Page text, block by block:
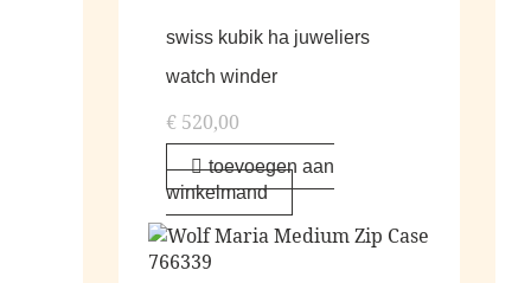
swiss kubik ha juweliers
watch winder
€ 520,00
toevoegen aan
winkelmand